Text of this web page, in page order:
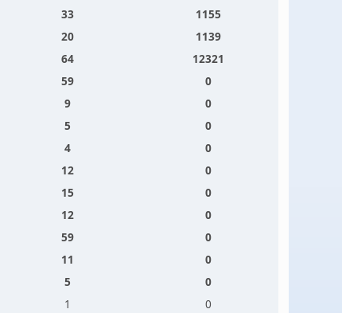
33
1155
20
1139
64
12321
59
0
9
0
5
0
4
0
12
0
15
0
12
0
59
0
11
0
5
0
1
0